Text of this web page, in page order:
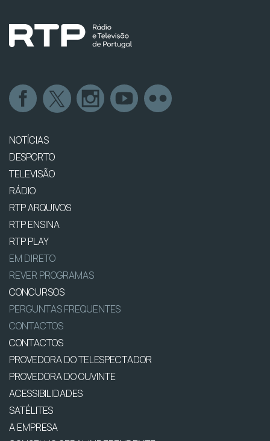
NOTÍCIAS
DESPORTO
TELEVISÃO
RÁDIO
RTP ARQUIVOS
RTP ENSINA
RTP PLAY
EM DIRETO
REVER PROGRAMAS
CONCURSOS
PERGUNTAS FREQUENTES
CONTACTOS
CONTACTOS
PROVEDORA DO TELESPECTADOR
PROVEDORA DO OUVINTE
ACESSIBILIDADES
SATÉLITES
A EMPRESA